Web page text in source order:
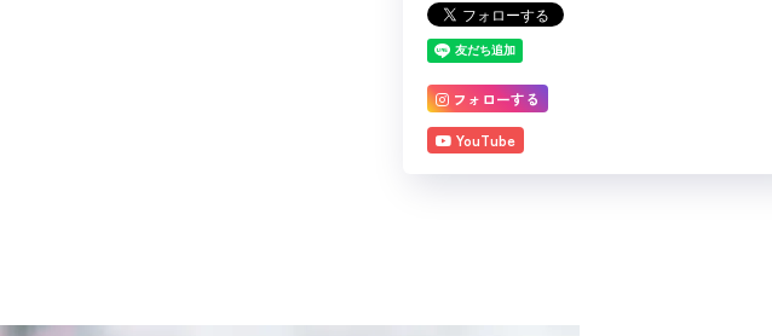
フォローする
YouTube